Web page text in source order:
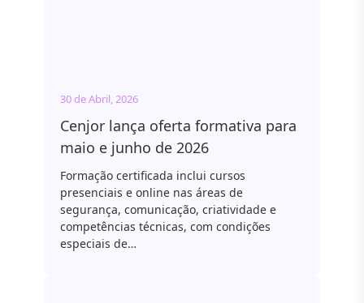
30 de Abril, 2026
Cenjor lança oferta formativa para
maio e junho de 2026
Formação certificada inclui cursos
presenciais e online nas áreas de
segurança, comunicação, criatividade e
competências técnicas, com condições
especiais de…